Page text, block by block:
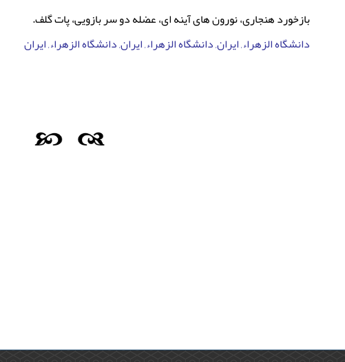
بازخورد هنجاری، نورون های آینه ای، عضله دو سر بازویی، پات گلف.
دانشگاه الزهراء, ایران, دانشگاه الزهراء, ایران, دانشگاه الزهراء, ایران